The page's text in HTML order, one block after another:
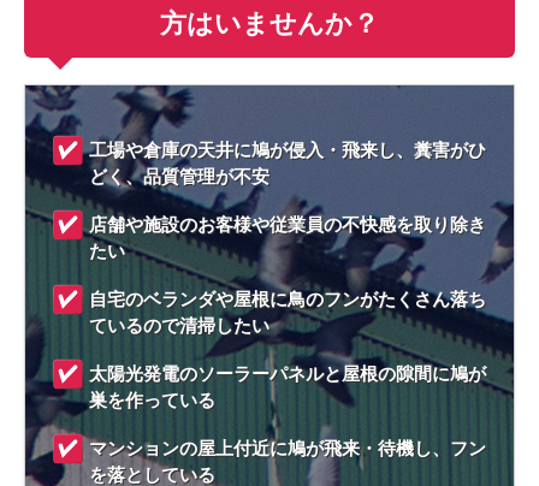
方はいませんか？
工場や倉庫の天井に鳩が侵入・飛来し、糞害がひ
どく、品質管理が不安
店舗や施設のお客様や従業員の不快感を取り除き
たい
自宅のベランダや屋根に鳥のフンがたくさん落ち
ているので清掃したい
太陽光発電のソーラーパネルと屋根の隙間に鳩が
巣を作っている
マンションの屋上付近に鳩が飛来・待機し、フン
を落としている